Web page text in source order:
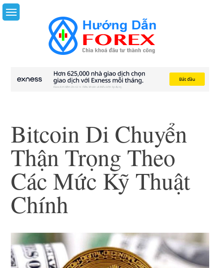
Skip
to
Bitcoin Di Chuyển
Thận Trọng Theo
Các Mức Kỹ Thuật
Chính